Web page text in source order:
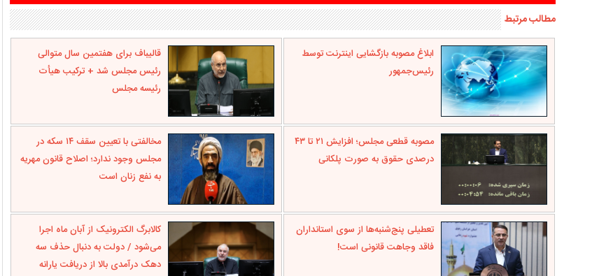
مطالب مرتبط
ابلاغ مصوبه بازگشایی اینترنت توسط
رئیس‌جمهور
قالیباف برای هفتمین سال متوالی
رئیس مجلس شد + ترکیب هیأت
رئیسه مجلس
مصوبه قطعی مجلس؛ افزایش ۲۱ تا ۴۳
درصدی حقوق به صورت پلکانی
مخالفتی با تعیین سقف ۱۴ سکه در
مجلس وجود ندارد؛ اصلاح قانون مهریه
به نفع زنان است
تعطیلی پنج‌شنبه‌ها از سوی استانداران
فاقد وجاهت قانونی است!
کالابرگ الکترونیک از آبان ماه اجرا
می‌شود / دولت به دنبال حذف سه
دهک درآمدی بالا از دریافت یارانه